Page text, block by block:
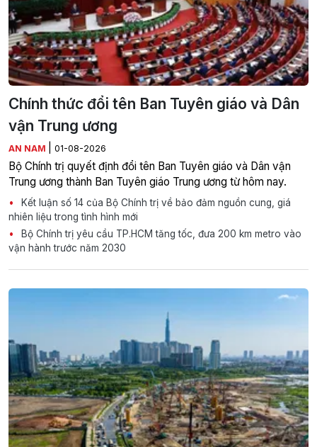
Chính thức đổi tên Ban Tuyên giáo và Dân
vận Trung ương
AN NAM 01-08-2026
Bộ Chính trị quyết định đổi tên Ban Tuyên giáo và Dân vận
Trung ương thành Ban Tuyên giáo Trung ương từ hôm nay.
Kết luận số 14 của Bộ Chính trị về bảo đảm nguồn cung, giá
nhiên liệu trong tình hình mới
Bộ Chính trị yêu cầu TP.HCM tăng tốc, đưa 200 km metro vào
vận hành trước năm 2030